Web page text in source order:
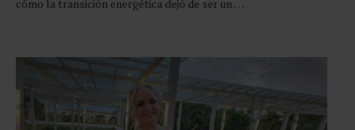
cómo la transición energética dejó de ser un …